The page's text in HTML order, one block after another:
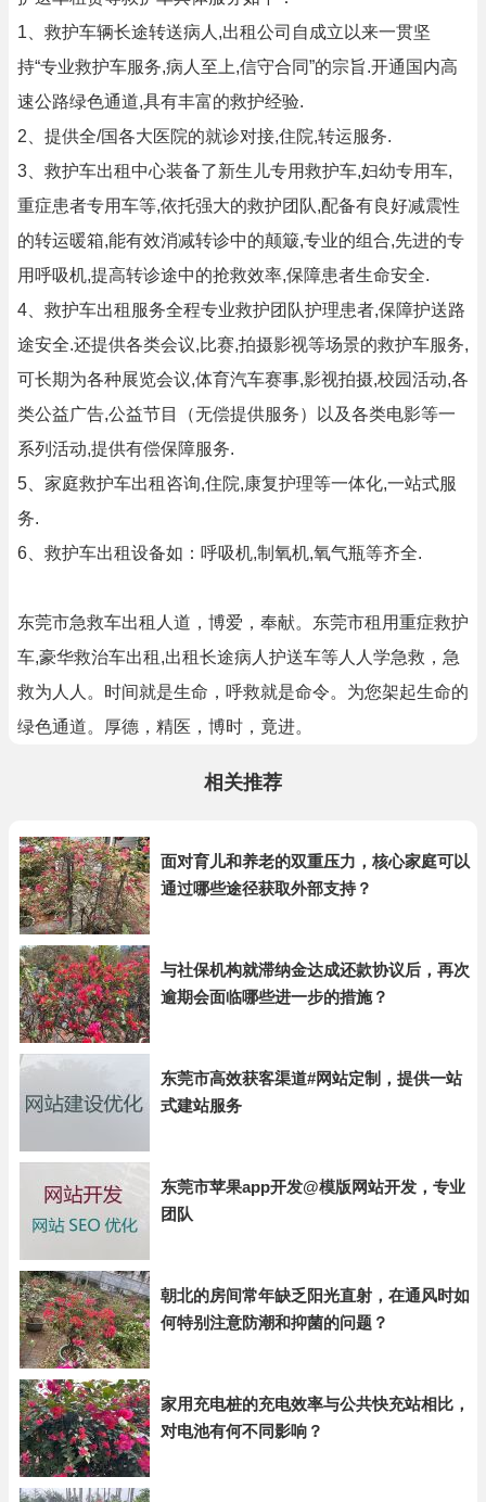
1、救护车辆长途转送病人,出租公司自成立以来一贯坚
持“专业救护车服务,病人至上,信守合同”的宗旨.开通国内高
速公路绿色通道,具有丰富的救护经验.
2、提供全/国各大医院的就诊对接,住院,转运服务.
3、救护车出租中心装备了新生儿专用救护车,妇幼专用车,
重症患者专用车等,依托强大的救护团队,配备有良好减震性
的转运暖箱,能有效消减转诊中的颠簸,专业的组合,先进的专
用呼吸机,提高转诊途中的抢救效率,保障患者生命安全.
4、救护车出租服务全程专业救护团队护理患者,保障护送路
途安全.还提供各类会议,比赛,拍摄影视等场景的救护车服务,
可长期为各种展览会议,体育汽车赛事,影视拍摄,校园活动,各
类公益广告,公益节目（无偿提供服务）以及各类电影等一
系列活动,提供有偿保障服务.
5、家庭救护车出租咨询,住院,康复护理等一体化,一站式服
务.
6、救护车出租设备如：呼吸机,制氧机,氧气瓶等齐全.
东莞市急救车出租人道，博爱，奉献。东莞市租用重症救护
车,豪华救治车出租,出租长途病人护送车等人人学急救，急
救为人人。时间就是生命，呼救就是命令。为您架起生命的
绿色通道。厚德，精医，博时，竟进。
相关推荐
面对育儿和养老的双重压力，核心家庭可以
通过哪些途径获取外部支持？
与社保机构就滞纳金达成还款协议后，再次
逾期会面临哪些进一步的措施？
东莞市高效获客渠道#网站定制，提供一站
式建站服务
东莞市苹果app开发@模版网站开发，专业
团队
朝北的房间常年缺乏阳光直射，在通风时如
何特别注意防潮和抑菌的问题？
家用充电桩的充电效率与公共快充站相比，
对电池有何不同影响？